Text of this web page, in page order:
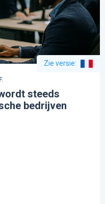
Zie versie:
steeds
bedrijven